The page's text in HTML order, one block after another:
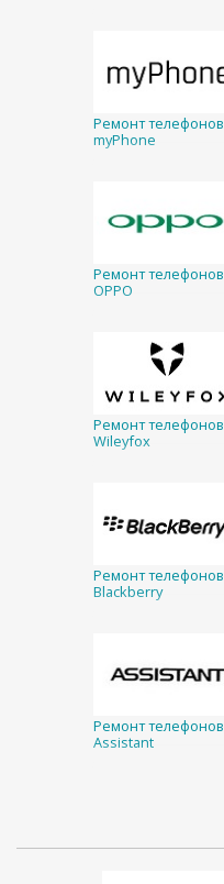
Ремонт телефонов
myPhone
Ремонт телефонов
OPPO
Ремонт телефонов
Wileyfox
Ремонт телефонов
Blackberry
Ремонт телефонов
Assistant